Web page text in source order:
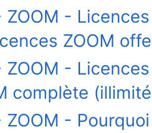
ZOOM -
ZOOM
ZOOM -
complète
ZOOM -